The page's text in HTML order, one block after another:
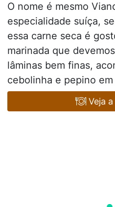
O nome é mesmo
especialidade suíça,
essa carne seca é
marinada que
lâminas bem finas,
cebolinha e pepino
Veja